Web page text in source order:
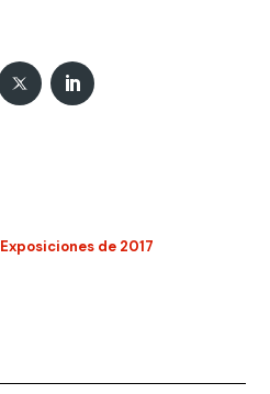
Exposiciones de 2017